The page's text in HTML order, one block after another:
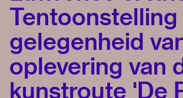
gelegenheid
oplevering van
kunstroute 'De